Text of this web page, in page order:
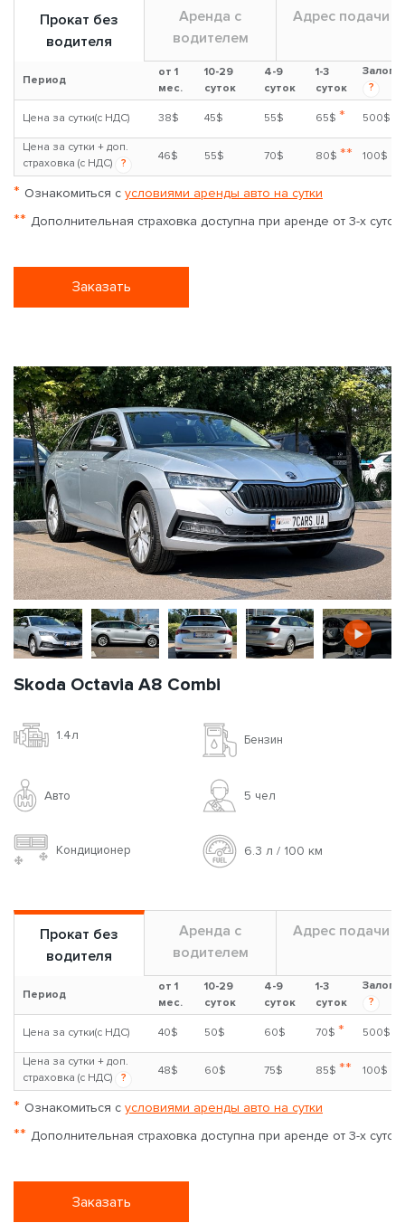
Прокат без
водителя
Аренда с
водителем
Адрес подачи
Период
от 1
мес.
10-29
суток
4-9
суток
1-3
суток
Залог
?
Цена за сутки(с НДС) 38$ 45$ 55$ 65$ * 500$
Цена за сутки + доп.
страховка (с НДС)
?
46$ 55$ 70$ 80$ ** 100$
* Ознакомиться с условиями аренды авто на сутки
** Дополнительная страховка доступна при аренде от 3-х суток
Заказать
Skoda Octavia A8 Combi
1.4л Бензин
Авто 5 чел
Кондиционер 6.3 л / 100 км
Прокат без
водителя
Аренда с
водителем
Адрес подачи
Период
от 1
мес.
10-29
суток
4-9
суток
1-3
суток
Залог
?
Цена за сутки(с НДС) 40$ 50$ 60$ 70$ * 500$
Цена за сутки + доп.
страховка (с НДС)
?
48$ 60$ 75$ 85$ ** 100$
* Ознакомиться с условиями аренды авто на сутки
** Дополнительная страховка доступна при аренде от 3-х суток
Заказать